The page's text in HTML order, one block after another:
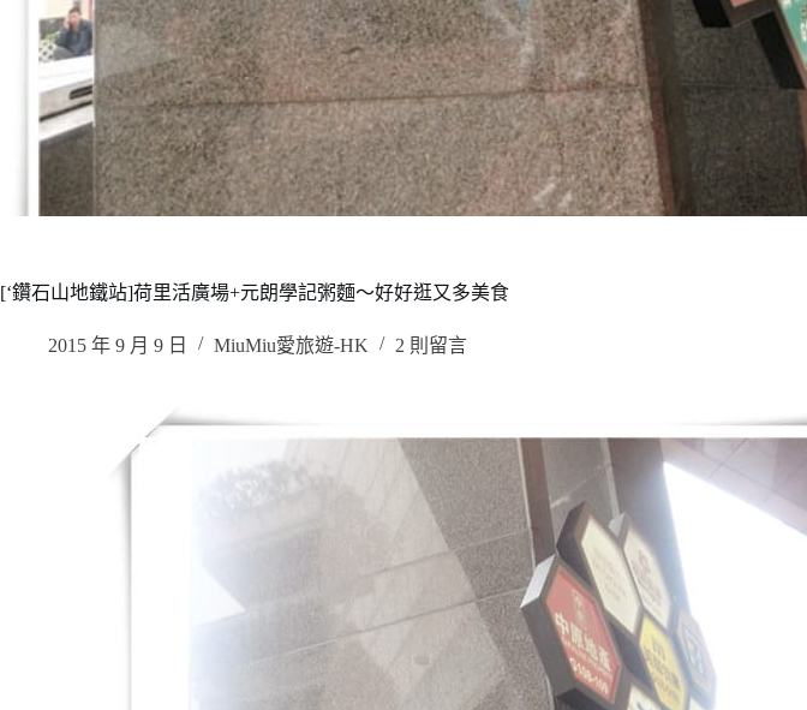
[‘鑽石山地鐵站]荷里活廣場+元朗學記粥麵～好好逛又多美食
2015 年 9 月 9 日 MiuMiu愛旅遊-HK 2 則留言